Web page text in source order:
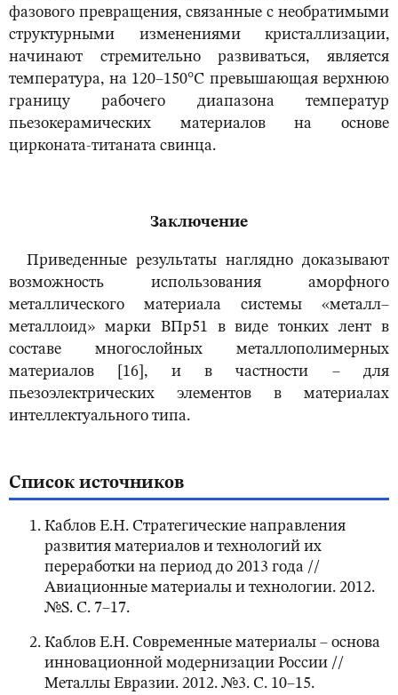
фазового превращения, связанные с необратимыми
структурными изменениями кристаллизации,
начинают стремительно развиваться, является
температура, на 120–150°С превышающая верхнюю
границу рабочего диапазона температур
пьезокерамических материалов на основе
цирконата-титаната свинца.
Заключение
Приведенные результаты наглядно доказывают
возможность использования аморфного
металлического материала системы «металл–
металлоид» марки ВПр51 в виде тонких лент в
составе многослойных металлополимерных
материалов [16], и в частности – для
пьезоэлектрических элементов в материалах
интеллектуального типа.
Список источников
Каблов Е.Н. Стратегические направления
развития материалов и технологий их
переработки на период до 2013 года //
Авиационные материалы и технологии. 2012.
№S. С. 7–17.
Каблов Е.Н. Современные материалы – основа
инновационной модернизации России //
Металлы Евразии. 2012. №3. С. 10–15.